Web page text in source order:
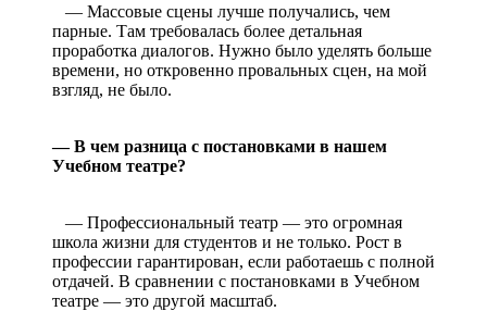
— Массовые сцены лучше получались, чем
парные. Там требовалась более детальная
проработка диалогов. Нужно было уделять больше
времени, но откровенно провальных сцен, на мой
взгляд, не было.
— В чем разница с постановками в нашем
Учебном театре?
— Профессиональный театр — это огромная
школа жизни для студентов и не только. Рост в
профессии гарантирован, если работаешь с полной
отдачей. В сравнении с постановками в Учебном
театре — это другой масштаб.